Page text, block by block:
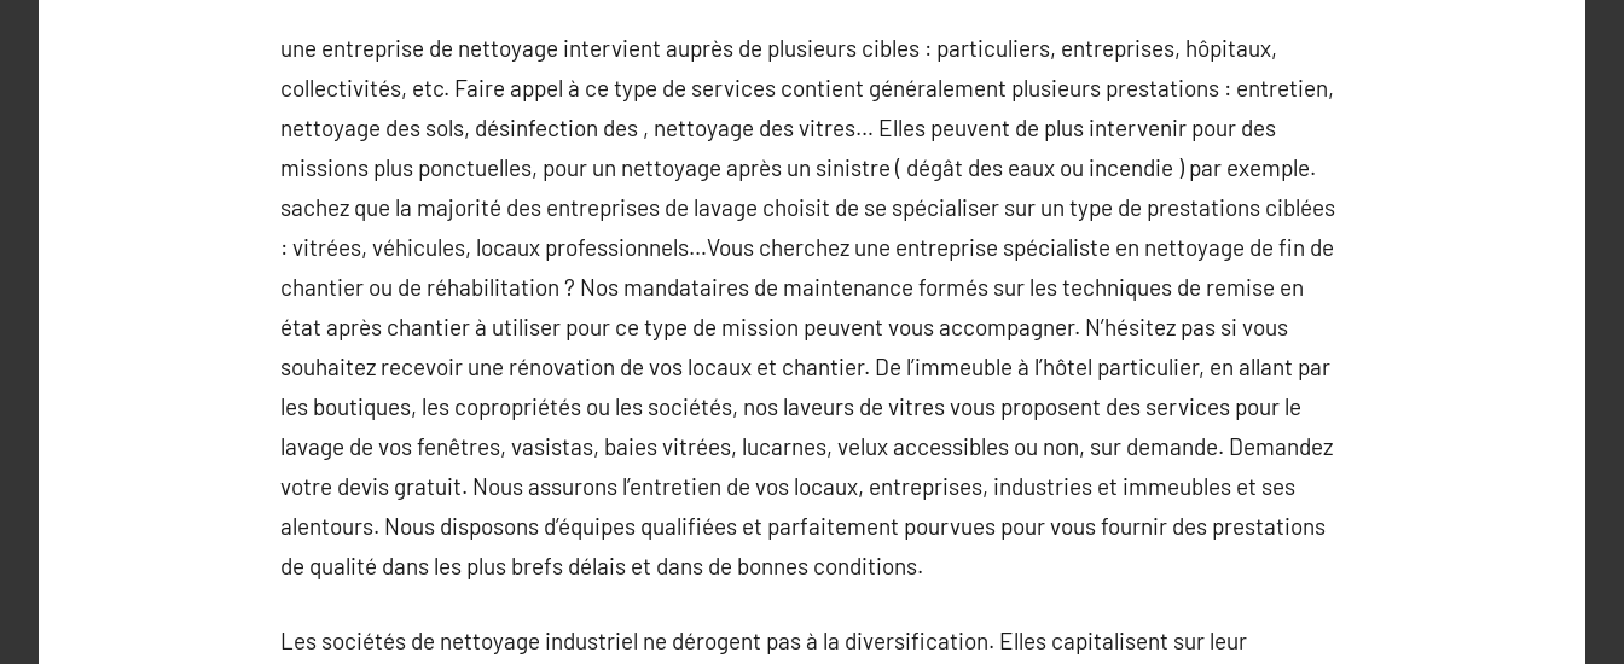
une entreprise de nettoyage intervient auprès de plusieurs cibles : particuliers, entreprises, hôpitaux,
collectivités, etc. Faire appel à ce type de services contient généralement plusieurs prestations : entretien,
nettoyage des sols, désinfection des , nettoyage des vitres… Elles peuvent de plus intervenir pour des
missions plus ponctuelles, pour un nettoyage après un sinistre ( dégât des eaux ou incendie ) par exemple.
sachez que la majorité des entreprises de lavage choisit de se spécialiser sur un type de prestations ciblées
: vitrées, véhicules, locaux professionnels…Vous cherchez une entreprise spécialiste en nettoyage de fin de
chantier ou de réhabilitation ? Nos mandataires de maintenance formés sur les techniques de remise en
état après chantier à utiliser pour ce type de mission peuvent vous accompagner. N’hésitez pas si vous
souhaitez recevoir une rénovation de vos locaux et chantier. De l’immeuble à l’hôtel particulier, en allant par
les boutiques, les copropriétés ou les sociétés, nos laveurs de vitres vous proposent des services pour le
lavage de vos fenêtres, vasistas, baies vitrées, lucarnes, velux accessibles ou non, sur demande. Demandez
votre devis gratuit. Nous assurons l’entretien de vos locaux, entreprises, industries et immeubles et ses
alentours. Nous disposons d’équipes qualifiées et parfaitement pourvues pour vous fournir des prestations
de qualité dans les plus brefs délais et dans de bonnes conditions.
Les sociétés de nettoyage industriel ne dérogent pas à la diversification. Elles capitalisent sur leur